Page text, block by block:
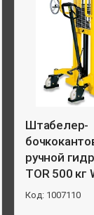
Штабелер-
ручной
TOR 500 кг
1007110